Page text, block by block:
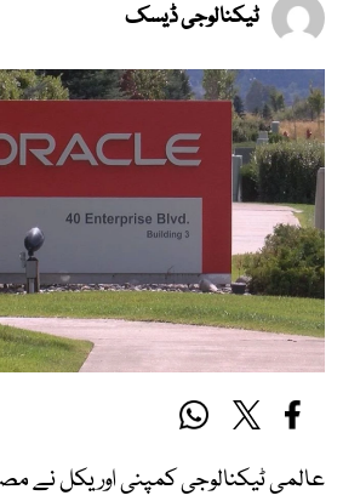
ٹیکنالوجی ڈیسک
عالمی ٹیکنالوجی کمپنی اوریکل نے